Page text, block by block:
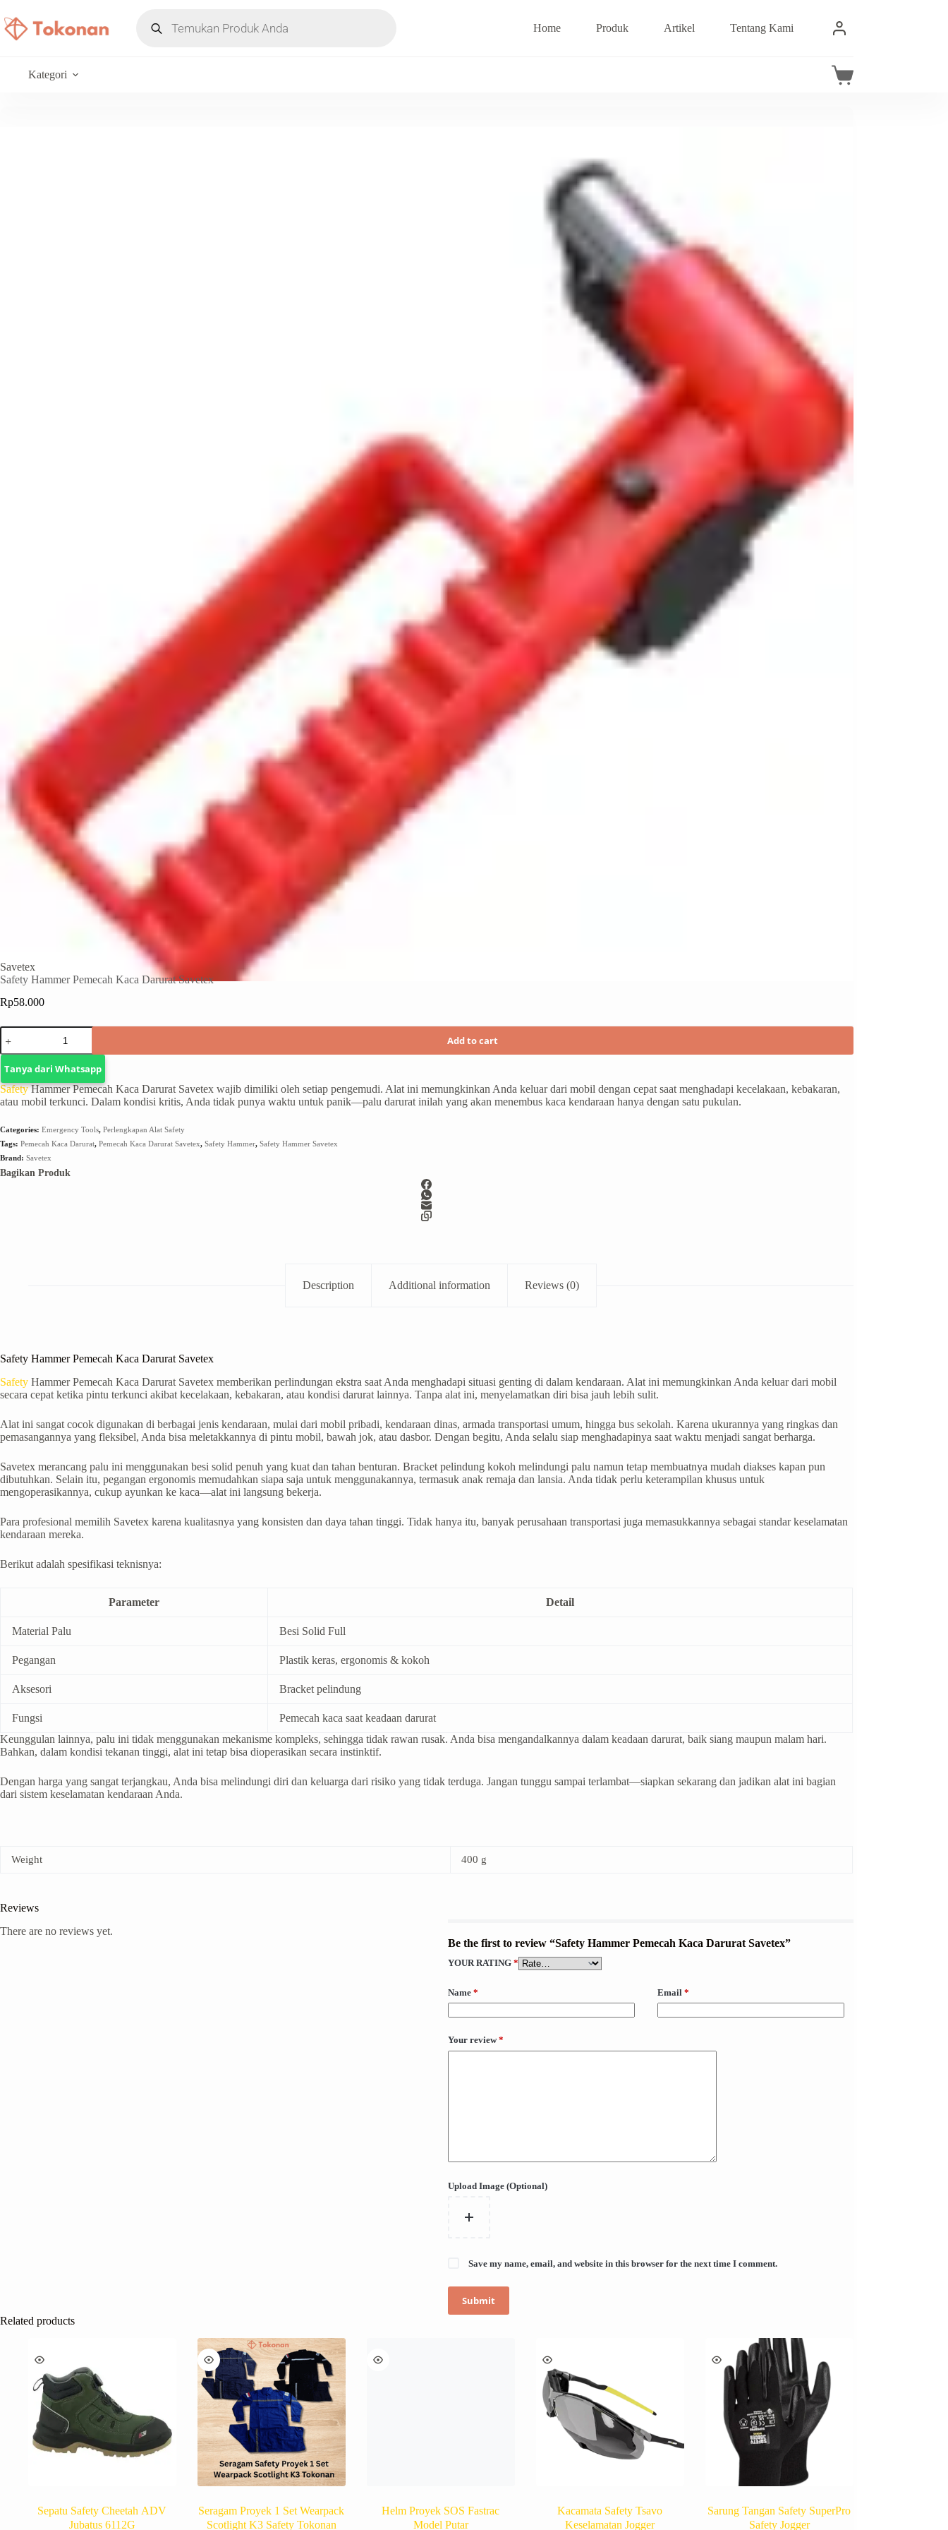
Home Produk Artikel Tentang Kami
Kategori
Savetex
Safety Hammer Pemecah Kaca Darurat Savetex
Rp58.000
Add to cart
Tanya dari Whatsapp
SafetyHammer Pemecah Kaca Darurat Savetex wajib dimiliki oleh setiap pengemudi. Alat ini memungkinkan Anda keluar dari mobil dengan cepat saat menghadapi kecelakaan, kebakaran,
atau mobil terkunci. Dalam kondisi kritis, Anda tidak punya waktu untuk panik—palu darurat inilah yang akan menembus kaca kendaraan hanya dengan satu pukulan.
Categories: Emergency Tools, Perlengkapan Alat Safety
Tags: Pemecah Kaca Darurat, Pemecah Kaca Darurat Savetex, Safety Hammer, Safety Hammer Savetex
Brand: Savetex
Bagikan Produk
Description Additional information Reviews (0)
Safety Hammer Pemecah Kaca Darurat Savetex
Safety Hammer Pemecah Kaca Darurat Savetex memberikan perlindungan ekstra saat Anda menghadapi situasi genting di dalam kendaraan. Alat ini memungkinkan Anda keluar dari mobil
secara cepat ketika pintu terkunci akibat kecelakaan, kebakaran, atau kondisi darurat lainnya. Tanpa alat ini, menyelamatkan diri bisa jauh lebih sulit.
Alat ini sangat cocok digunakan di berbagai jenis kendaraan, mulai dari mobil pribadi, kendaraan dinas, armada transportasi umum, hingga bus sekolah. Karena ukurannya yang ringkas dan
pemasangannya yang fleksibel, Anda bisa meletakkannya di pintu mobil, bawah jok, atau dasbor. Dengan begitu, Anda selalu siap menghadapinya saat waktu menjadi sangat berharga.
Savetex merancang palu ini menggunakan besi solid penuh yang kuat dan tahan benturan. Bracket pelindung kokoh melindungi palu namun tetap membuatnya mudah diakses kapan pun
dibutuhkan. Selain itu, pegangan ergonomis memudahkan siapa saja untuk menggunakannya, termasuk anak remaja dan lansia. Anda tidak perlu keterampilan khusus untuk
mengoperasikannya, cukup ayunkan ke kaca—alat ini langsung bekerja.
Para profesional memilih Savetex karena kualitasnya yang konsisten dan daya tahan tinggi. Tidak hanya itu, banyak perusahaan transportasi juga memasukkannya sebagai standar keselamatan
kendaraan mereka.
Berikut adalah spesifikasi teknisnya:
Parameter Detail
Material Palu Besi Solid Full
Pegangan Plastik keras, ergonomis & kokoh
Aksesori Bracket pelindung
Fungsi
Pemecah kaca saat keadaan darurat
Keunggulan lainnya, palu ini tidak menggunakan mekanisme kompleks, sehingga tidak rawan rusak. Anda bisa mengandalkannya dalam keadaan darurat, baik siang maupun malam hari.
Bahkan, dalam kondisi tekanan tinggi, alat ini tetap bisa dioperasikan secara instinktif.
Dengan harga yang sangat terjangkau, Anda bisa melindungi diri dan keluarga dari risiko yang tidak terduga. Jangan tunggu sampai terlambat—siapkan sekarang dan jadikan alat ini bagian
dari sistem keselamatan kendaraan Anda.
Weight 400 g
Reviews
There are no reviews yet.
Be the first to review “Safety Hammer Pemecah Kaca Darurat Savetex”
YOUR RATING*
Name * Email *
Your review*
Upload Image (Optional)
Save my name, email, and website in this browser for the next time I comment.
Submit
Related products
Sepatu Safety Cheetah ADV
Jubatus 6112G
Seragam Proyek 1 Set Wearpack
Scotlight K3 Safety Tokonan
Helm Proyek SOS Fastrac
Model Putar
Kacamata Safety Tsavo
Keselamatan Jogger
Sarung Tangan Safety SuperPro
Safety Jogger